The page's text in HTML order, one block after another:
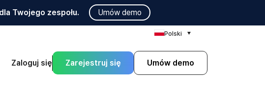
Twojego zespołu. Umów demo
Polski
Zaloguj się Zarejestruj się Umów demo